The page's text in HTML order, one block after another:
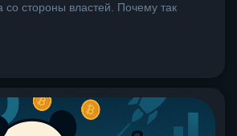
со стороны властей. Почему так